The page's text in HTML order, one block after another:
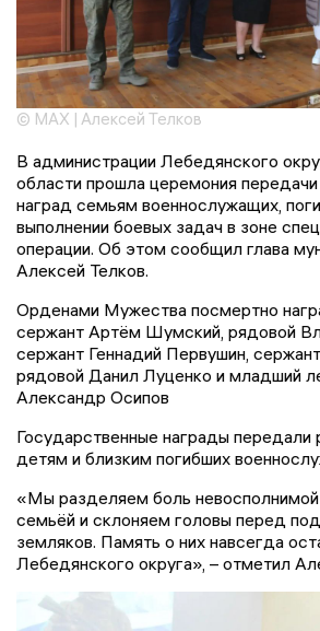
© MAX | Алексей Телков
В администрации Лебедянского
области прошла церемония
наград семьям военнослужащих,
выполнении боевых задач в зоне
операции. Об этом сообщил глава
Алексей Телков.
Орденами Мужества посмертно
сержант Артём Шумский, рядовой
сержант Геннадий Первушин,
рядовой Данил Луценко и младший
Александр Осипов
Государственные награды
детям и близким погибших
«Мы разделяем боль
семьёй и склоняем головы перед
земляков. Память о них навсегда
Лебедянского округа», – отметил